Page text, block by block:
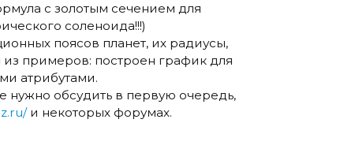
с золотым сечением для
соленоида!!!)
поясов планет, их радиусы,
примеров: построен график для
атрибутами.
нужно обсудить в первую очередь,
и некоторых форумах.